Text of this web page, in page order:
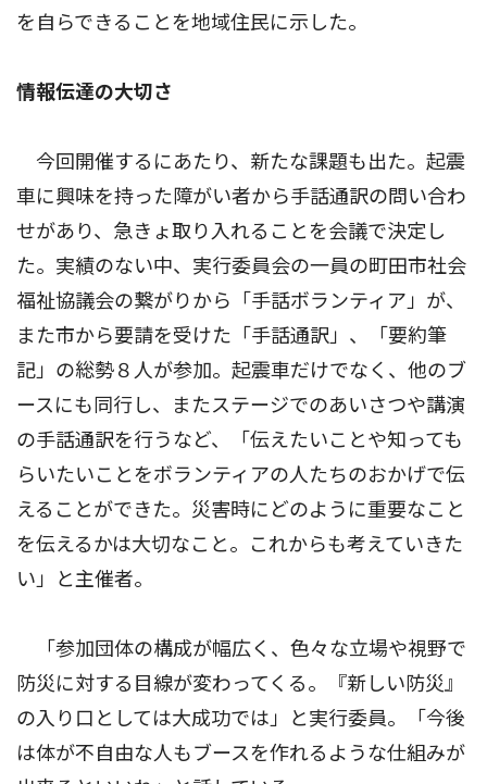
を自らできることを地域住民に示した。
情報伝達の大切さ
今回開催するにあたり、新たな課題も出た。起震
車に興味を持った障がい者から手話通訳の問い合わ
せがあり、急きょ取り入れることを会議で決定し
た。実績のない中、実行委員会の一員の町田市社会
福祉協議会の繋がりから「手話ボランティア」が、
また市から要請を受けた「手話通訳」、「要約筆
記」の総勢８人が参加。起震車だけでなく、他のブ
ースにも同行し、またステージでのあいさつや講演
の手話通訳を行うなど、「伝えたいことや知っても
らいたいことをボランティアの人たちのおかげで伝
えることができた。災害時にどのように重要なこと
を伝えるかは大切なこと。これからも考えていきた
い」と主催者。
「参加団体の構成が幅広く、色々な立場や視野で
防災に対する目線が変わってくる。『新しい防災』
の入り口としては大成功では」と実行委員。「今後
は体が不自由な人もブースを作れるような仕組みが